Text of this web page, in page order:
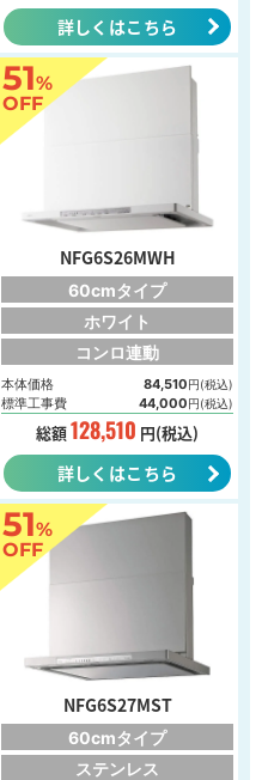
詳しくはこちら
51%
OFF
NFG6S26MWH
60cmタイプ
ホワイト
コンロ連動
本体価格 84,510円(税込)
標準工事費 44,000円(税込)
総額128,510 円(税込)
詳しくはこちら
51%
OFF
NFG6S27MST
60cmタイプ
ステンレス